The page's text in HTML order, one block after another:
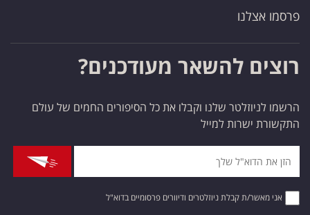
פרסמו אצלנו
רוצים להשאר מעודכנים?
הרשמו לניוזלטר שלנו וקבלו את כל הסיפורים החמים של עולם
התקשורת ישרות למייל
אני מאשר/ת קבלת ניוזלטרים ודיוורים פרסומיים בדוא"ל